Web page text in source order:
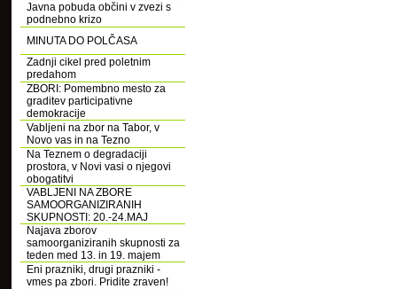
Javna pobuda občini v zvezi s
podnebno krizo
MINUTA DO POLČASA
Zadnji cikel pred poletnim
predahom
ZBORI: Pomembno mesto za
graditev participativne
demokracije
Vabljeni na zbor na Tabor, v
Novo vas in na Tezno
Na Teznem o degradaciji
prostora, v Novi vasi o njegovi
obogatitvi
VABLJENI NA ZBORE
SAMOORGANIZIRANIH
SKUPNOSTI: 20.-24.MAJ
Najava zborov
samoorganiziranih skupnosti za
teden med 13. in 19. majem
Eni prazniki, drugi prazniki -
vmes pa zbori. Pridite zraven!